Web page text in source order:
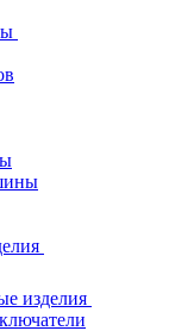
изделия